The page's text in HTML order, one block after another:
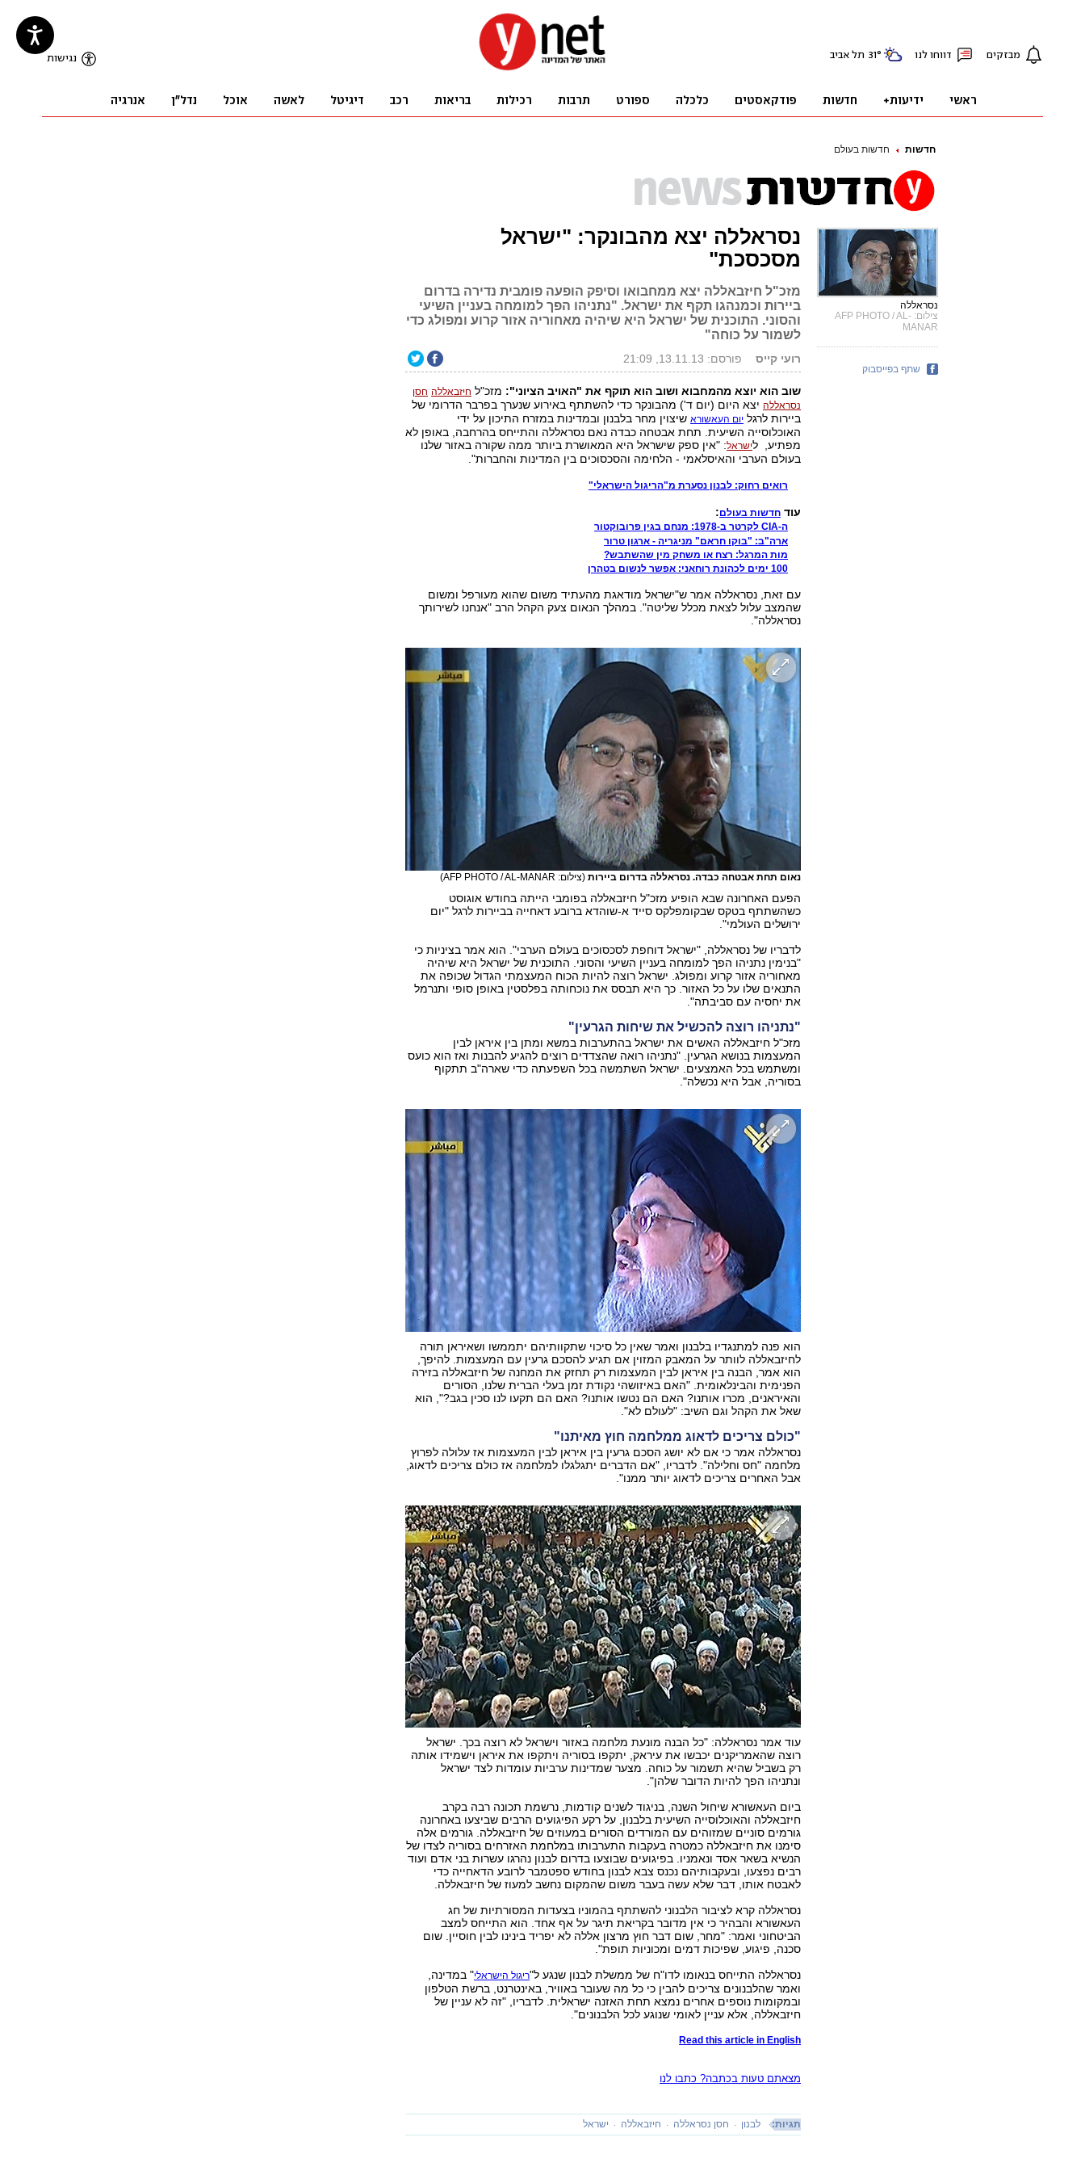
חדשות חדשות בעולם
נסראללה יצא מהבונקר: "ישראל
מסכסכת"
מזכ"ל חיזבאללה יצא ממחבואו וסיפק הופעה פומבית נדירה בדרום
ביירות וכמנהגו תקף את ישראל. "נתניהו הפך למומחה בעניין השיעי
והסוני. התוכנית של ישראל היא שיהיה מאחוריה אזור קרוע ומפולג כדי
לשמור על כוחה"
רועי קייס פורסם: 13.11.13, 21:09
שוב הוא יוצא מהמחבוא ושוב הוא תוקף את "האויב הציוני": מזכ"ל חיזבאללה חסן
נסראללהיצא היום (יום ד') מהבונקר כדי להשתתף באירוע שנערך בפרבר הדרומי של
ביירות לרגל יום העאשוראשיצוין מחר בלבנון ובמדינות במזרח התיכון על ידי
האוכלוסייה השיעית. תחת אבטחה כבדה נאם נסראללה והתייחס בהרחבה, באופן לא
מפתיע, לישראל: "אין ספק שישראל היא המאושרת ביותר ממה שקורה באזור שלנו
בעולם הערבי והאיסלאמי - הלחימה והסכסוכים בין המדינות והחברות".
רואים רחוק: לבנון נסערת מ"הריגול הישראלי"
עוד חדשות בעולם:
ה-CIA לקרטר ב-1978: מנחם בגין פרובוקטור
ארה"ב: "בוקו חראם" מניגריה - ארגון טרור
מות המרגל: רצח או משחק מין שהשתבש?
100 ימים לכהונת רוחאני: אפשר לנשום בטהרן
עם זאת, נסראללה אמר ש"ישראל מודאגת מהעתיד משום שהוא מעורפל ומשום
שהמצב עלול לצאת מכלל שליטה". במהלך הנאום צעק הקהל הרב "אנחנו לשירותך
נסראללה".
נאום תחת אבטחה כבדה. נסראללה בדרום ביירות (צילום: AFP PHOTO / AL-MANAR)
הפעם האחרונה שבא הופיע מזכ"ל חיזבאללה בפומבי הייתה בחודש אוגוסט
כשהשתתף בטקס שבקומפלקס סייד א-שוהדא ברובע דאחייה בביירות לרגל "יום
ירושלים העולמי".
לדבריו של נסראללה, "ישראל דוחפת לסכסוכים בעולם הערבי". הוא אמר בציניות כי
"בנימין נתניהו הפך למומחה בעניין השיעי והסוני. התוכנית של ישראל היא שיהיה
מאחוריה אזור קרוע ומפולג. ישראל רוצה להיות הכוח המעצמתי הגדול שכופה את
התנאים שלו על כל האזור. כך היא תבסס את נוכחותה בפלסטין באופן סופי ותנרמל
את יחסיה עם סביבתה".
"נתניהו רוצה להכשיל את שיחות הגרעין"
מזכ"ל חיזבאללה האשים את ישראל בהתערבות במשא ומתן בין איראן לבין
המעצמות בנושא הגרעין. "נתניהו רואה שהצדדים רוצים להגיע להבנות ואז הוא כועס
ומשתמש בכל האמצעים. ישראל השתמשה בכל השפעתה כדי שארה"ב תתקוף
בסוריה, אבל היא נכשלה".
הוא פנה למתנגדיו בלבנון ואמר שאין כל סיכוי שתקוותיהם יתממשו ושאיראן תורה
לחיזבאללה לוותר על המאבק המזוין אם תגיע להסכם גרעין עם המעצמות. להיפך,
הוא אמר, הבנה בין איראן לבין המעצמות רק תחזק את המחנה של חיזבאללה בזירה
הפנימית והבינלאומית. "האם באיזושהי נקודת זמן בעלי הברית שלנו, הסורים
והאיראנים, מכרו אותנו? האם הם נטשו אותנו? האם הם תקעו לנו סכין בגב?", הוא
שאל את הקהל וגם השיב: "לעולם לא".
"כולם צריכים לדאוג ממלחמה חוץ מאיתנו"
נסראללה אמר כי אם לא יושג הסכם גרעין בין איראן לבין המעצמות אז עלולה לפרוץ
מלחמה "חס וחלילה". לדבריו, "אם הדברים יתגלגלו למלחמה אז כולם צריכים לדאוג,
אבל האחרים צריכים לדאוג יותר ממנו".
עוד אמר נסראללה: "כל הבנה מונעת מלחמה באזור וישראל לא רוצה בכך. ישראל
רוצה שהאמריקנים יכבשו את עיראק, יתקפו בסוריה ויתקפו את איראן וישמידו אותה
רק בשביל שהיא תשמור על כוחה. מצער שמדינות ערביות עומדות לצד ישראל
ונתניהו הפך להיות הדובר שלהן".
ביום העאשורא שיחול השנה, בניגוד לשנים קודמות, נרשמת תכונה רבה בקרב
חיזבאללה והאוכלוסייה השיעית בלבנון, על רקע הפיגועים הרבים שביצעו באחרונה
גורמים סוניים שמזוהים עם המורדים הסורים במעוזים של חיזבאללה. גורמים אלה
סימנו את חיזבאללה כמטרה בעקבות התערבותו במלחמת האזרחים בסוריה לצדו של
הנשיא בשאר אסד ונאמניו. בפיגועים שבוצעו בדרום לבנון נהרגו עשרות בני אדם ועוד
רבים נפצעו, ובעקבותיהם נכנס צבא לבנון בחודש ספטמבר לרובע הדאחייה כדי
לאבטח אותו, דבר שלא עשה בעבר משום שהמקום נחשב למעוז של חיזבאללה.
נסראללה קרא לציבור הלבנוני להשתתף בהמוניו בצעדות המסורתיות של חג
העאשורא והבהיר כי אין מדובר בקריאת תיגר על אף אחד. הוא התייחס למצב
הביטחוני ואמר: "מחר, שום דבר חוץ מרצון אללה לא יפריד בינינו לבין חוסיין. שום
סכנה, פיגוע, שפיכות דמים ומכוניות תופת".
נסראללה התייחס בנאומו לדו"ח של ממשלת לבנון שנגע ל"ריגול הישראלי" במדינה,
ואמר שהלבנונים צריכים להבין כי כל מה שעובר באוויר, באינטרנט, ברשת הטלפון
ובמקומות נוספים אחרים נמצא תחת האזנה ישראלית. לדבריו, "זה לא עניין של
חיזבאללה, אלא עניין לאומי שנוגע לכל הלבנונים".
Read this article in English
מצאתם טעות בכתבה? כתבו לנו
תגיות: לבנון חסן נסראללה חיזבאללה ישראל
נסראללה
צילום: AFP PHOTO / AL-
MANAR
שתף בפייסבוק